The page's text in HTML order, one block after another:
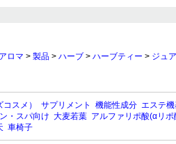
ロマ > 製品 > ハーブ > ハーブティー > ジュ
スメ） サプリメント 機能性成分 エステ
・スパ向け 大麦若葉 アルファリポ酸(αリポ
車椅子